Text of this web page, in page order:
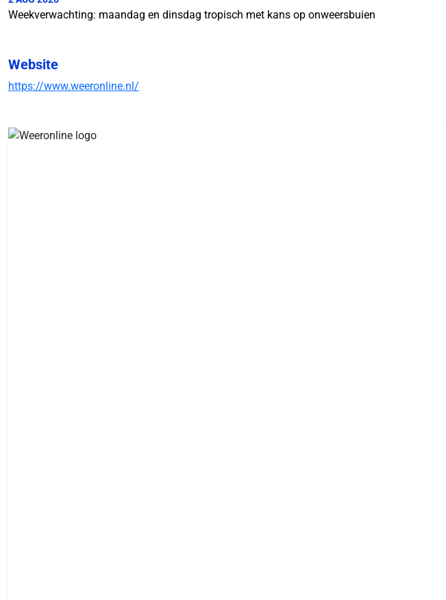
Weekverwachting: maandag en dinsdag tropisch met kans op onweersbuien
Website
https://www.weeronline.nl/